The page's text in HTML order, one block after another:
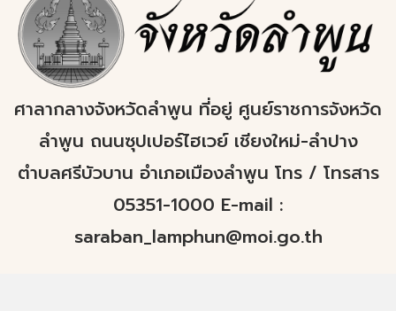
ศาลากลางจังหวัดลำพูน ที่อยู่ ศูนย์ราชการจังหวัด
ลำพูน ถนนซุปเปอร์ไฮเวย์ เชียงใหม่-ลำปาง
ตำบลศรีบัวบาน อำเภอเมืองลำพูน โทร / โทรสาร
05351-1000 E-mail :
saraban_lamphun@moi.go.th